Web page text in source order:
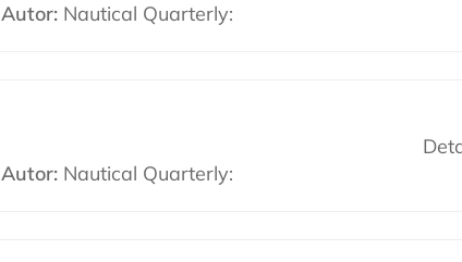
Autor:Nautical Quarterly:
Autor:Nautical Quarterly: